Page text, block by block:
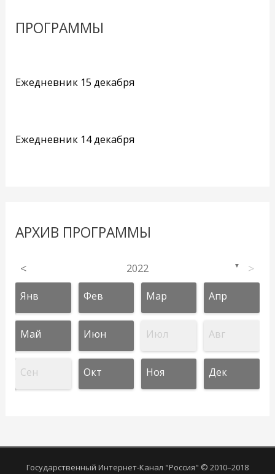
ПРОГРАММЫ
Ежедневник 15 декабря
Ежедневник 14 декабря
АРХИВ ПРОГРАММЫ
< 2022 ▼ >
Янв Фев Мар Апр
Май Июн Июл Авг
Сен Окт Ноя Дек
Государственный Интернет-Канал "Россия" © 2010–2018